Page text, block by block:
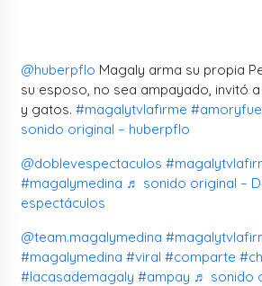
@huberpflo Magaly arma su propia
su esposo, no sea ampayado, invitó
y gatos.#magalytvlafirme
sonido original – huberpflo
@doblevespectaculos
#magalymedina ♬ sonido original –
espectáculos
@team.magalymedina
#magalymedina #viral #comparte
#lacasademagaly #ampay ♬ sonido